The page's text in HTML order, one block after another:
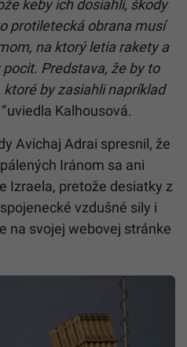
keby ich dosiahli, škody
protiletecká obrana musí
na ktorý letia rakety a
pocit. Predstava, že by to
by zasiahli napríklad
uviedla Kalhousová.
Avichaj Adrai spresnil, že
Iránom sa ani
Izraela, pretože desiatky z
vzdušné sily i
na svojej webovej stránke